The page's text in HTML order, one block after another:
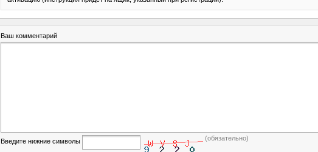
Ваш комментарий
Введите нижние символы (обязательно)